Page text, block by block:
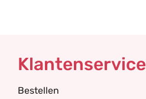
Klantenservice
Bestellen